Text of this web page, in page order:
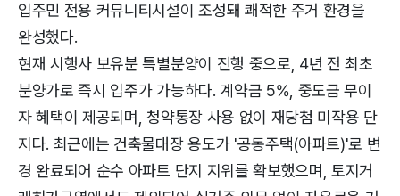
입주민 전용 커뮤니티시설이 조성돼 쾌적한 주거 환경을
완성했다.
현재 시행사 보유분 특별분양이 진행 중으로, 4년 전 최초
분양가로 즉시 입주가 가능하다. 계약금 5%, 중도금 무이
자 혜택이 제공되며, 청약통장 사용 없이 재당첨 미작용 단
지다. 최근에는 건축물대장 용도가 '공동주택(아파트)'로 변
경 완료되어 순수 아파트 단지 지위를 확보했으며, 토지거